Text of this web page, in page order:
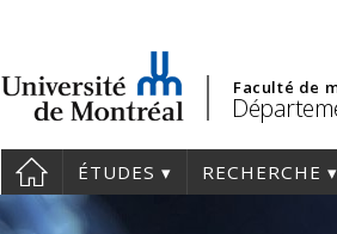
Faculté de
ÉTUDES RECHERCHE